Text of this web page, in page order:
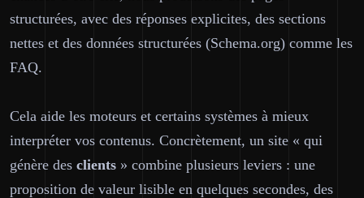
structurées, avec des réponses explicites, des sections
nettes et des données structurées (Schema.org) comme les
FAQ.
Cela aide les moteurs et certains systèmes à mieux
interpréter vos contenus. Concrètement, un site « qui
génère des clients » combine plusieurs leviers : une
proposition de valeur lisible en quelques secondes, des